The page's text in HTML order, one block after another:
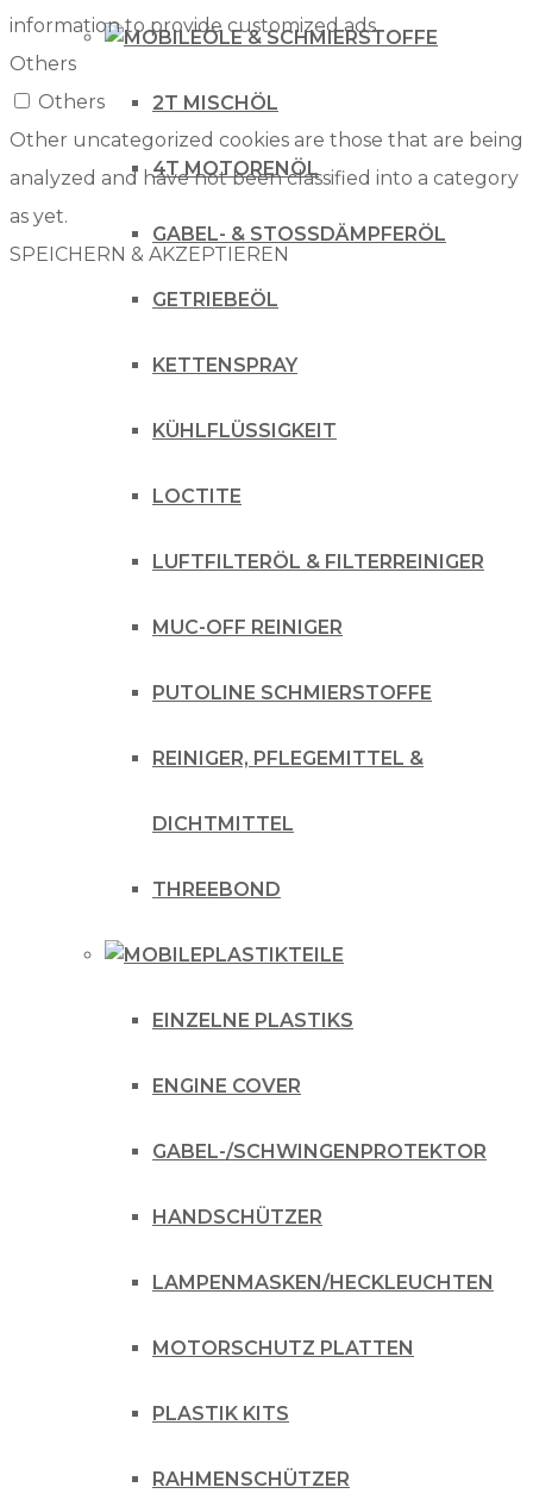
ÖLE & SCHMIERSTOFFE
2T MISCHÖL
4T MOTORENÖL
GABEL- & STOSSDÄMPFERÖL
GETRIEBEÖL
KETTENSPRAY
KÜHLFLÜSSIGKEIT
LOCTITE
LUFTFILTERÖL & FILTERREINIGER
MUC-OFF REINIGER
PUTOLINE SCHMIERSTOFFE
REINIGER, PFLEGEMITTEL &
DICHTMITTEL
THREEBOND
PLASTIKTEILE
EINZELNE PLASTIKS
ENGINE COVER
GABEL-/SCHWINGENPROTEKTOR
HANDSCHÜTZER
LAMPENMASKEN/HECKLEUCHTEN
MOTORSCHUTZ PLATTEN
PLASTIK KITS
RAHMENSCHÜTZER
information to provide customized ads.
Others
Others
Other uncategorized cookies are those that are being
analyzed and have not been classified into a category
as yet.
SPEICHERN & AKZEPTIEREN